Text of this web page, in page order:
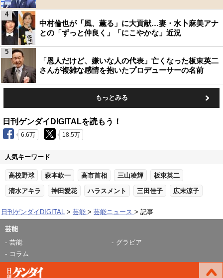
中村倫也が「風、薫る」に大貢献…妻・水卜麻美アナ
との「ずっと仲良く」「にこやかな」近況
4
「恩人だけど、嫌いな人の代表」亡くなった板東英二
さんが複雑な感情を抱いたプロデューサーの名前
5
もっとみる
日刊ゲンダイDIGITALを読もう！
6.6万 18.5万
人気キーワード
高校野球 萩本欽一 高市首相 三山凌輝 板東英二
清水アキラ 神田愛花 ハラスメント 三田佳子 広末涼子
日刊ゲンダイDIGITAL 芸能 芸能ニュース 記事
芸能
芸能
グラビア
コラム